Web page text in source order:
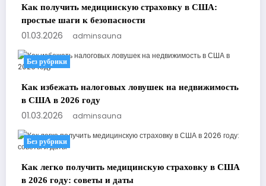
Как получить медицинскую страховку в США:
простые шаги к безопасности
01.03.2026 adminsauna
Без рубрики
Как избежать налоговых ловушек на недвижимость
в США в 2026 году
01.03.2026 adminsauna
Без рубрики
Как легко получить медицинскую страховку в США
в 2026 году: советы и даты